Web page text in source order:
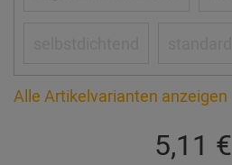
Alle Artikelvarianten anzeigen
5,11 €